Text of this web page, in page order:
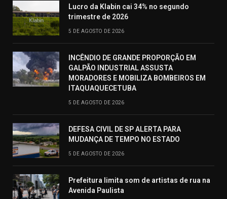
Lucro da Klabin cai 34% no segundo
trimestre de 2026
5 DE AGOSTO DE 2026
INCÊNDIO DE GRANDE PROPORÇÃO EM
GALPÃO INDUSTRIAL ASSUSTA
MORADORES E MOBILIZA BOMBEIROS EM
ITAQUAQUECETUBA
5 DE AGOSTO DE 2026
DEFESA CIVIL DE SP ALERTA PARA
MUDANÇA DE TEMPO NO ESTADO
5 DE AGOSTO DE 2026
Prefeitura limita som de artistas de rua na
Avenida Paulista